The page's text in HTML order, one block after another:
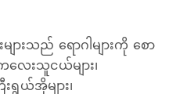
ားသည် ရောဂါများကို စော
လေးသူငယ်များ၊
ရွယ်အိုများ၊